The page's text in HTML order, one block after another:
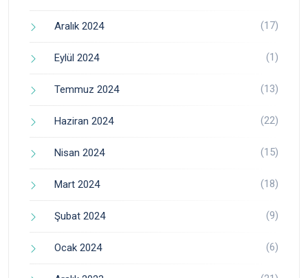
Aralık 2024 (17)
Eylül 2024 (1)
Temmuz 2024 (13)
Haziran 2024 (22)
Nisan 2024 (15)
Mart 2024 (18)
Şubat 2024 (9)
Ocak 2024 (6)